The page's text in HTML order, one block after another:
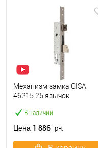
В наличии
Механизм замка CISA
46215.25 язычок
нержавеющая сталь
Цена 1 886 грн.